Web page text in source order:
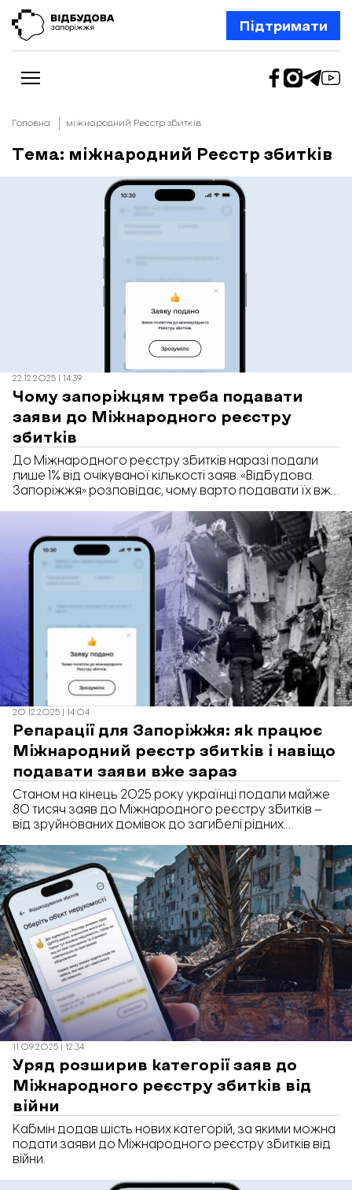
Підтримати
Новини
Відбудова Запоріжжя
Відбудова. Життя
Головна міжнародний Реєстр збитків
Тема: міжнародний Реєстр збитків
22.12.2025 | 14:39
Чому запоріжцям треба подавати
заяви до Міжнародного реєстру
збитків
До Міжнародного реєстру збитків наразі подали
лише 1% від очікуваної кількості заяв. «Відбудова.
Запоріжжя» розповідає, чому варто подавати їх вже
20.12.2025 | 14:04
Репарації для Запоріжжя: як працює
Міжнародний реєстр збитків і навіщо
подавати заяви вже зараз
Станом на кінець 2025 року українці подали майже
80 тисяч заяв до Міжнародного реєстру збитків –
від зруйнованих домівок до загибелі рідних.
злочину, а теоретично – за кожною заявою в
майбутньому мають бути виплачені компенсації.
Однак, для прифронтового Запоріжжя подача заяв
до Реєстру – це не формальність, а спосіб зробити
свої втрати видимими. «Відбудова. Запоріжжя»
розібралася, як працює Реєстр, чому попри
масштаб руйнувань заяв подано так мало, звідки
братимуть кошти на компенсації та чому важливо не
відкладати подачу.
11.09.2025 | 12:34
Уряд розширив категорії заяв до
Міжнародного реєстру збитків від
війни
Кабмін додав шість нових категорій, за якими можна
подати заяви до Міжнародного реєстру збитків від
війни.